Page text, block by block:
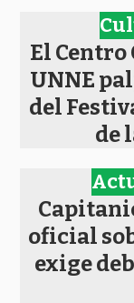
El
UNNE
del
de
oficial
exige